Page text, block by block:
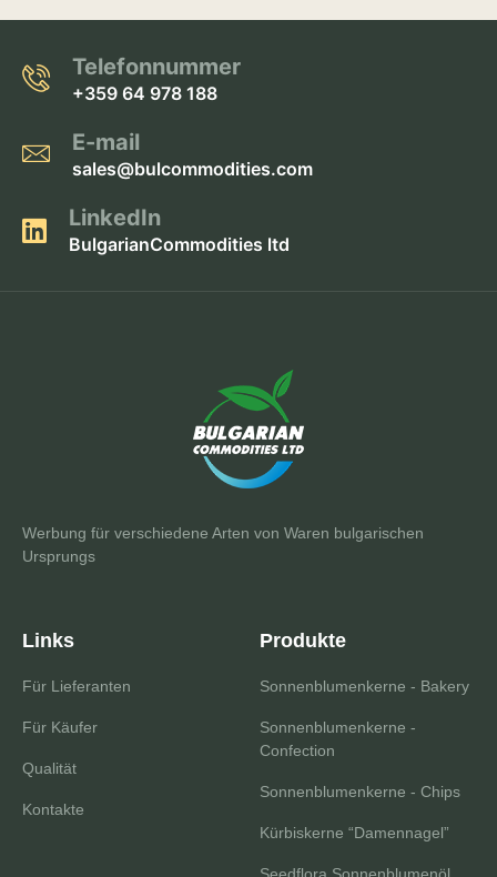
Telefonnummer
+359 64 978 188
E-mail
sales@bulcommodities.com
LinkedIn
BulgarianCommodities ltd
Werbung für verschiedene Arten von Waren bulgarischen
Ursprungs
Links
Für Lieferanten
Für Käufer
Qualität
Kontakte
Produkte
Sonnenblumenkerne - Bakery
Sonnenblumenkerne -
Confection
Sonnenblumenkerne - Chips
Kürbiskerne “Damennagel”
Seedflora Sonnenblumenöl